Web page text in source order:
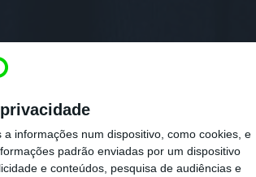
informações num dispositivo, como cookies, e
padrão enviadas por um dispositivo
e conteúdos, pesquisa de audiências e